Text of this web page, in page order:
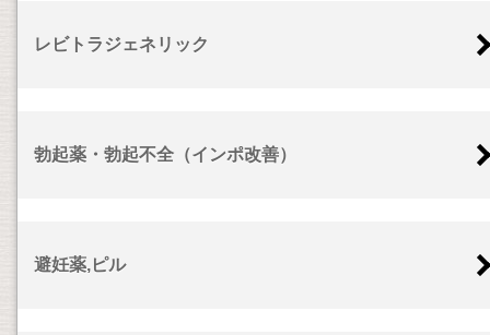
レビトラジェネリック
勃起薬・勃起不全（インポ改善）
避妊薬,ピル